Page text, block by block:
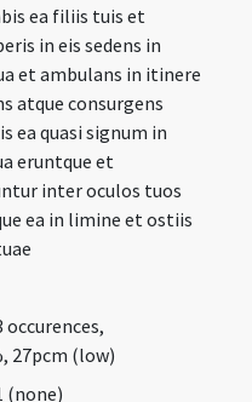
ea filiis tuis et
in eis sedens in
et ambulans in itinere
atque consurgens
ea quasi signum in
eruntque et
inter oculos tuos
ea in limine et ostiis
occurences,
27pcm (low)
(none)